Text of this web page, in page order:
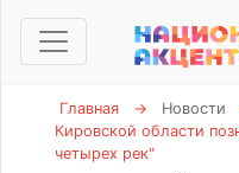
Главная → Новости
Кировской области
четырех рек"